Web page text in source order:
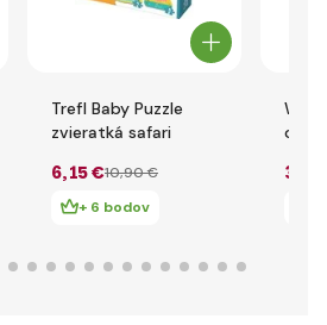
Trefl Baby Puzzle
zvieratká safari
6,15 €10,90 €
+ 6 bodov
30